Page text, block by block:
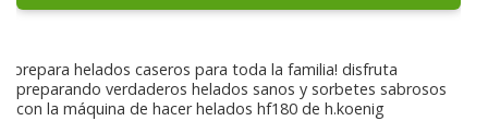
¡prepara helados caseros para toda la familia! disfruta
preparando verdaderos helados sanos y sorbetes sabrosos
con la máquina de hacer helados hf180 de h.koenig